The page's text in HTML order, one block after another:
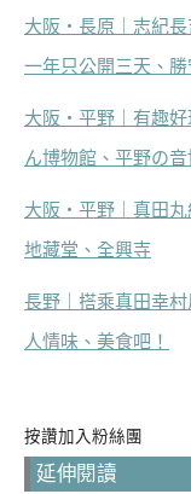
大阪‧長原｜志紀長
一年只公開三天、
大阪‧平野｜有趣好
ん博物館、平野の
大阪‧平野｜真田丸
地藏堂、全興寺
長野｜搭乘真田幸
人情味、美食吧！
按讚加入粉絲團
延伸閱讀